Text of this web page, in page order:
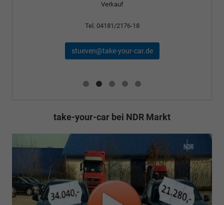
Verkauf
Tel. 04181/2176-18
stueven@take-your-car.de
take-your-car bei NDR Markt